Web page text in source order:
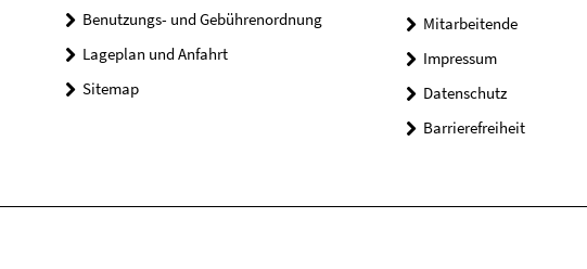
Benutzungs- und Gebührenordnung
Lageplan und Anfahrt
Sitemap
Mitarbeitende
Impressum
Datenschutz
Barrierefreiheit